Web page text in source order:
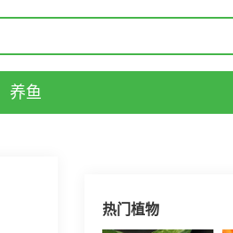
养鱼
热门植物